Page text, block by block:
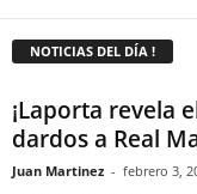
NOTICIAS DEL DÍA !
¡Laporta revela
dardos a Real
Juan Martinez - febrero 3,